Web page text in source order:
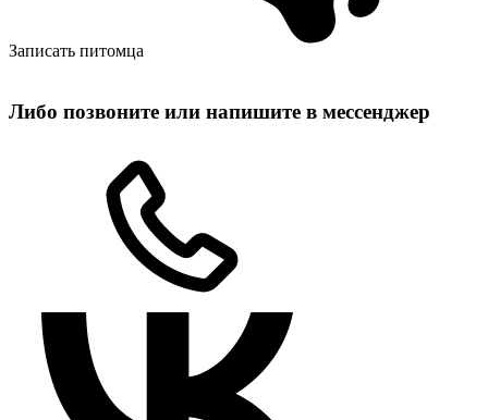
Записать питомца
Либо позвоните или напишите в мессенджер